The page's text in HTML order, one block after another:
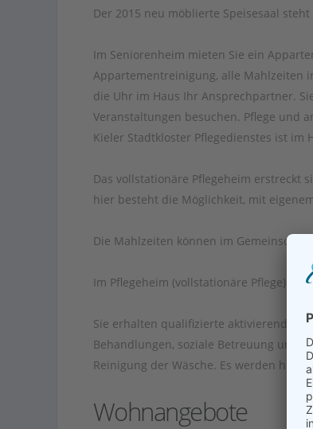
Der 2015 neu möblierte Speisesaal
Im Seniorenheim mieten Sie ein
Appartementreinigung, alle Mahlzeiten
die Uhr im Haus Ihr Ansprechpartner.
Veranstaltungen besuchen. Pflege und
Kieler Stadtkloster Pflegedienstes ist im
Das vollstationäre Pflegeheim erstreckt
hier besteht die Möglichkeit, mit
Die Mahlzeiten können im
Im Pflegeheim (vollstationäre Pflege)
Sie erhalten qualifizierte aktivierende
Behandlungen, soziale Betreuung und
Reinigung der Wäsche. Es werden hier
Wohnangebote